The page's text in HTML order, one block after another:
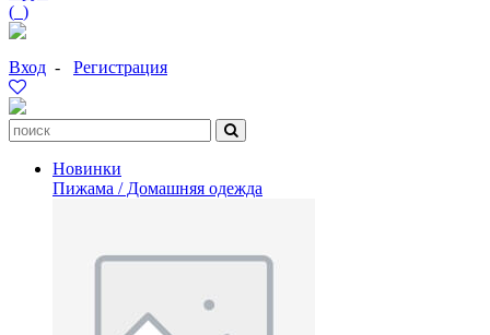
( )
Вход - Регистрация
Новинки
Пижама / Домашняя одежда